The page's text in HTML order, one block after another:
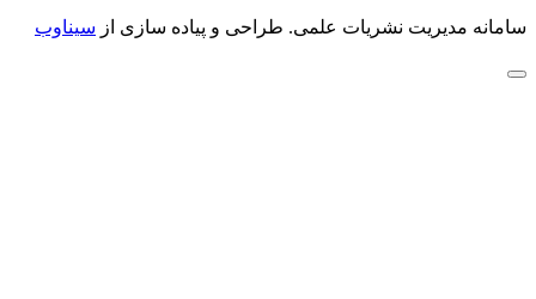
سامانه مدیریت نشریات علمی. طراحی و پیاده سازی از سیناوب